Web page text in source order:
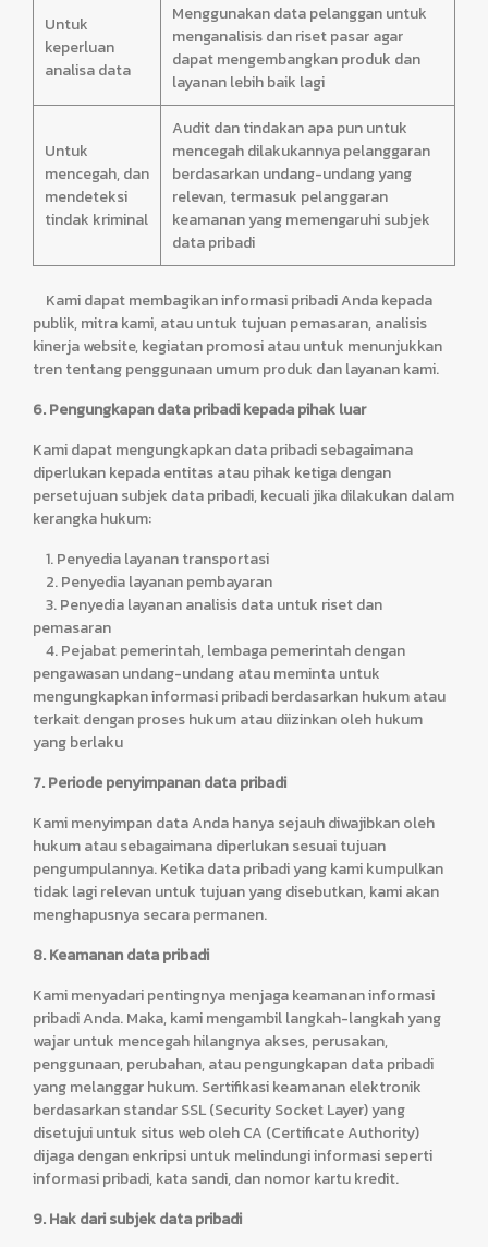
Untuk
keperluan
analisa data
Menggunakan data pelanggan untuk
menganalisis dan riset pasar agar
dapat mengembangkan produk dan
layanan lebih baik lagi
Untuk
mencegah, dan
mendeteksi
tindak kriminal
Audit dan tindakan apa pun untuk
mencegah dilakukannya pelanggaran
berdasarkan undang-undang yang
relevan, termasuk pelanggaran
keamanan yang memengaruhi subjek
data pribadi
Kami dapat membagikan informasi pribadi Anda kepada
publik, mitra kami, atau untuk tujuan pemasaran, analisis
kinerja website, kegiatan promosi atau untuk menunjukkan
tren tentang penggunaan umum produk dan layanan kami.
6. Pengungkapan data pribadi kepada pihak luar
Kami dapat mengungkapkan data pribadi sebagaimana
diperlukan kepada entitas atau pihak ketiga dengan
persetujuan subjek data pribadi, kecuali jika dilakukan dalam
kerangka hukum:
1. Penyedia layanan transportasi
2. Penyedia layanan pembayaran
3. Penyedia layanan analisis data untuk riset dan
pemasaran
4. Pejabat pemerintah, lembaga pemerintah dengan
pengawasan undang-undang atau meminta untuk
mengungkapkan informasi pribadi berdasarkan hukum atau
terkait dengan proses hukum atau diizinkan oleh hukum
yang berlaku
7. Periode penyimpanan data pribadi
Kami menyimpan data Anda hanya sejauh diwajibkan oleh
hukum atau sebagaimana diperlukan sesuai tujuan
pengumpulannya. Ketika data pribadi yang kami kumpulkan
tidak lagi relevan untuk tujuan yang disebutkan, kami akan
menghapusnya secara permanen.
8. Keamanan data pribadi
Kami menyadari pentingnya menjaga keamanan informasi
pribadi Anda. Maka, kami mengambil langkah-langkah yang
wajar untuk mencegah hilangnya akses, perusakan,
penggunaan, perubahan, atau pengungkapan data pribadi
yang melanggar hukum. Sertifikasi keamanan elektronik
berdasarkan standar SSL (Security Socket Layer) yang
disetujui untuk situs web oleh CA (Certificate Authority)
dijaga dengan enkripsi untuk melindungi informasi seperti
informasi pribadi, kata sandi, dan nomor kartu kredit.
9. Hak dari subjek data pribadi